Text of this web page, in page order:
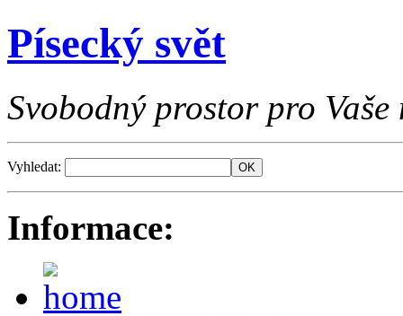
Písecký svět
Svobodný prostor pro Vaše
Vyhledat:
Informace: